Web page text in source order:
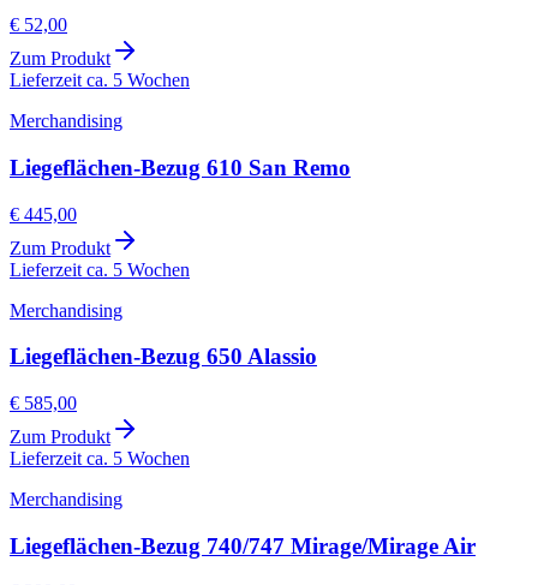
€ 52,00
Zum Produkt
Lieferzeit ca. 5 Wochen
Merchandising
Liegeflächen-Bezug 610 San Remo
€ 445,00
Zum Produkt
Lieferzeit ca. 5 Wochen
Merchandising
Liegeflächen-Bezug 650 Alassio
€ 585,00
Zum Produkt
Lieferzeit ca. 5 Wochen
Merchandising
Liegeflächen-Bezug 740/747 Mirage/Mirage Air